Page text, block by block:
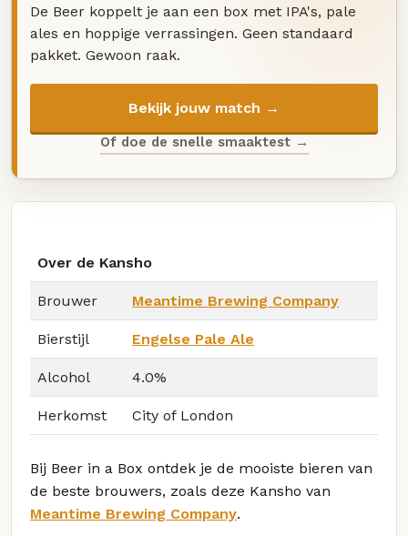
De Beer koppelt je aan een box met IPA's, pale
ales en hoppige verrassingen. Geen standaard
pakket. Gewoon raak.
Bekijk jouw match →
Of doe de snelle smaaktest →
Over de Kansho
Brouwer Meantime Brewing Company
Bierstijl Engelse Pale Ale
Alcohol 4.0%
Herkomst City of London
Bij Beer in a Box ontdek je de mooiste bieren van
de beste brouwers, zoals deze Kansho van
Meantime Brewing Company.